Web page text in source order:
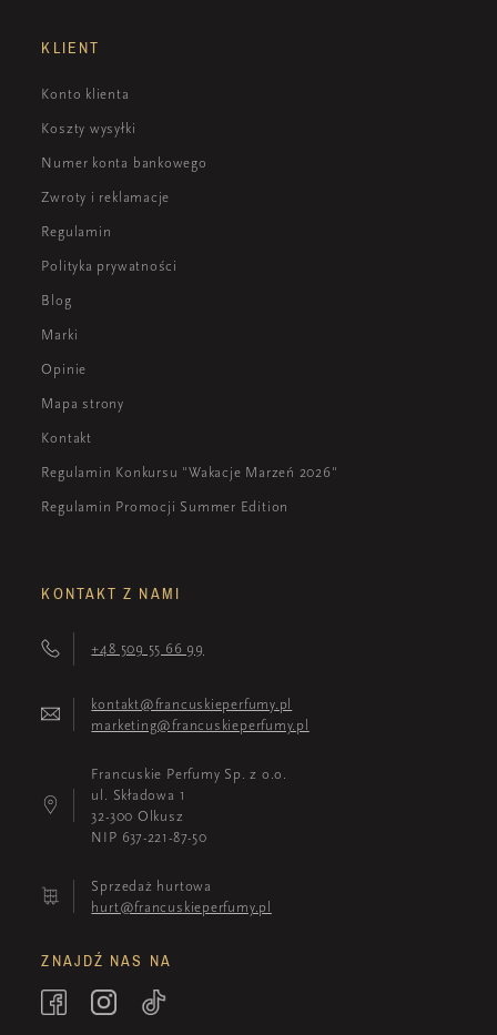
KLIENT
Konto klienta
Koszty wysyłki
Numer konta bankowego
Zwroty i reklamacje
Regulamin
Polityka prywatności
Blog
Marki
Opinie
Mapa strony
Kontakt
Regulamin Konkursu "Wakacje Marzeń 2026"
Regulamin Promocji Summer Edition
KONTAKT Z NAMI
+48 509 55 66 99
kontakt@francuskieperfumy.pl
marketing@francuskieperfumy.pl
Francuskie Perfumy Sp. z o.o.
ul. Składowa 1
32-300 Olkusz
NIP 637-221-87-50
Sprzedaż hurtowa
hurt@francuskieperfumy.pl
ZNAJDŹ NAS NA